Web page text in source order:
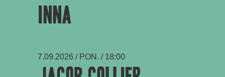
INNA
7.09.2026 / PON. / 18:00